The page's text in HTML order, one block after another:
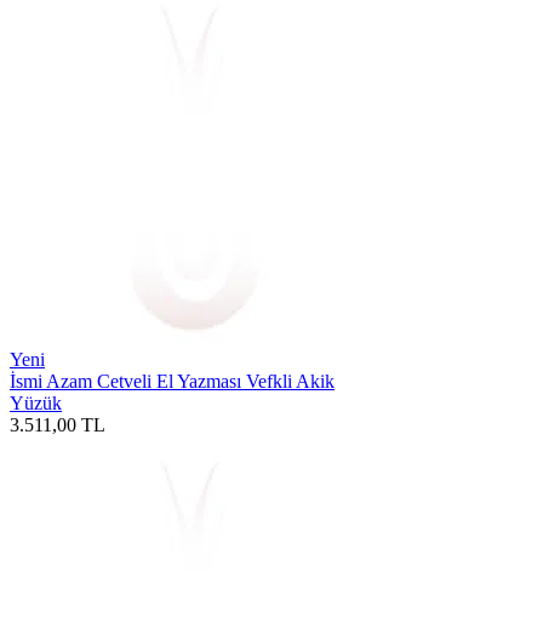
Yeni
İsmi Azam Cetveli El Yazması Vefkli Akik
Yüzük
3.511,00 TL